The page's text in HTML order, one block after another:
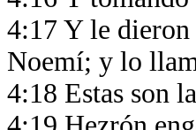
4:17 Y le
Noemí; y lo
4:18 Estas son